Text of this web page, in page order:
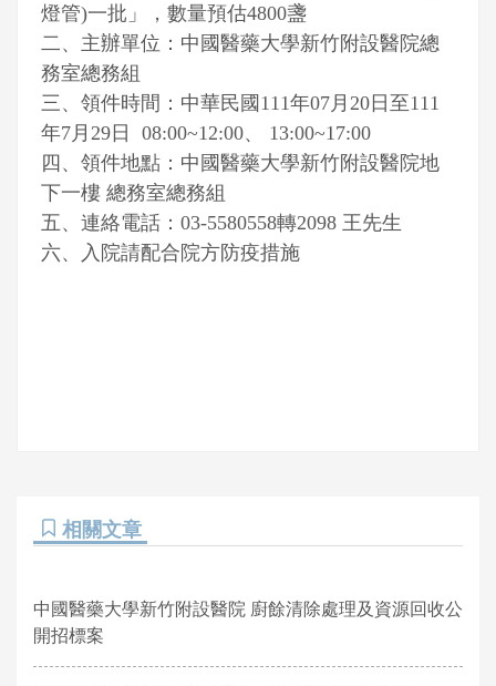
燈管)一批」，數量預估4800盞
二、主辦單位：中國醫藥大學新竹附設醫院總
務室總務組
三、領件時間：中華民國111年07月20日至111
年7月29日 08:00~12:00、 13:00~17:00
四、領件地點：中國醫藥大學新竹附設醫院地
下一樓 總務室總務組
五、連絡電話：03-5580558轉2098 王先生
六、入院請配合院方防疫措施
相關文章
中國醫藥大學新竹附設醫院 廚餘清除處理及資源回收公
開招標案